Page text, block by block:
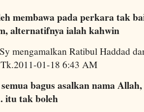
membawa pada perkara tak
alternatifnya ialah kahwin
mengamalkan Ratibul Haddad
01-18 6:43 AM
bagus asalkan nama
itu tak boleh